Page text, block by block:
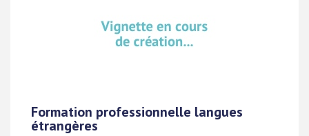
Formation professionnelle langues
étrangères